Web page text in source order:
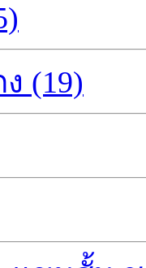
(19)